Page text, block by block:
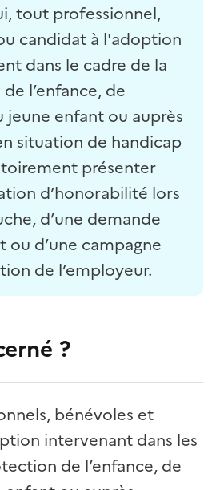
tout professionnel,
candidat à l'adoption
dans le cadre de la
l’enfance, de
jeune enfant ou auprès
situation de handicap
présenter
d’honorabilité lors
d’une demande
ou d’une campagne
de l’employeur.
?
bénévoles et
intervenant dans les
de l’enfance, de